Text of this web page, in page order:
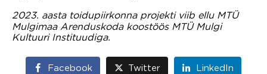
2023. aasta toidupiirkonna projekti viib ellu MTÜ
Mulgimaa Arenduskoda koostöös MTÜ Mulgi
Kultuuri Instituudiga.
Facebook Twitter LinkedIn